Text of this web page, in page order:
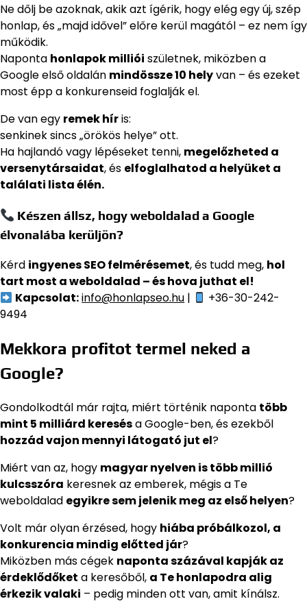
Ne dőlj be azoknak, akik azt ígérik, hogy elég egy új, szép
honlap, és „majd idővel” előre kerül magától – ez nem így
működik.
Naponta honlapok milliói születnek, miközben a
Google első oldalán mindössze 10 helyvan – és ezeket
most épp a konkurenseid foglalják el.
De van egy remek híris:
senkinek sincs „örökös helye” ott.
Ha hajlandó vagy lépéseket tenni, megelőzheted a
versenytársaidat, és elfoglalhatod a helyüket a
találati lista élén.
Készen állsz, hogy weboldalad a Google
élvonalába kerüljön?
Kérd ingyenes SEO felmérésemet, és tudd meg, hol
tart most a weboldalad – és hova juthat el!
Kapcsolat:info@honlapseo.hu |
+36-30-242-
9494
Mekkora profitot termel neked a
Google?
Gondolkodtál már rajta, miért történik naponta több
mint 5 milliárd keresésa Google-ben, és ezekből
hozzád vajon mennyi látogató jut el?
Miért van az, hogy magyar nyelven is több millió
kulcsszóra keresnek az emberek, mégis a Te
weboldalad egyikre sem jelenik meg az első helyen?
Volt már olyan érzésed, hogy hiába próbálkozol, a
konkurencia mindig előtted jár?
Miközben más cégek naponta százával kapják az
érdeklődőket a keresőből, a Te honlapodra alig
érkezik valaki – pedig minden ott van, amit kínálsz.